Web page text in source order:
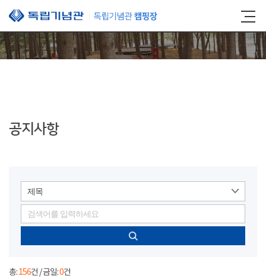
본문 바로가기
공지사항
제목
총:156건 / 금일:0건